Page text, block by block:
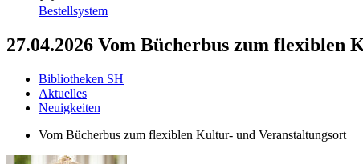
Bestellsystem
27.04.2026 Vom Bücherbus zum flexiblen
Bibliotheken SH
Aktuelles
Neuigkeiten
Vom Bücherbus zum flexiblen Kultur- und Veranstaltungsort